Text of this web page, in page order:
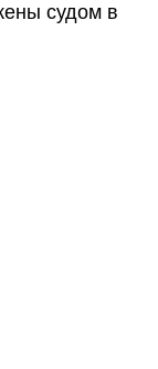
судом в